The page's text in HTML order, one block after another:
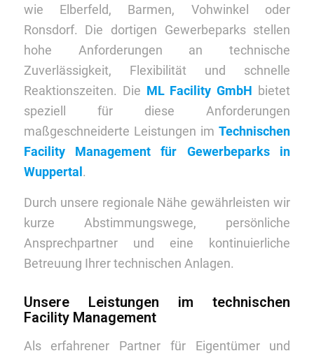
wie Elberfeld, Barmen, Vohwinkel oder
Ronsdorf. Die dortigen Gewerbeparks stellen
hohe Anforderungen an technische
Zuverlässigkeit, Flexibilität und schnelle
Reaktionszeiten. Die ML Facility GmbH bietet
speziell für diese Anforderungen
maßgeschneiderte Leistungen imTechnischen
Facility Management für Gewerbeparks in
Wuppertal.
Durch unsere regionale Nähe gewährleisten wir
kurze Abstimmungswege, persönliche
Ansprechpartner und eine kontinuierliche
Betreuung Ihrer technischen Anlagen.
Unsere Leistungen im technischen
Facility Management
Als erfahrener Partner für Eigentümer und